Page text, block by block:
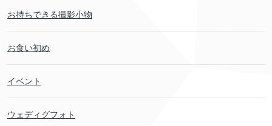
お持ちできる撮影小物
お食い初め
イベント
ウェディグフォト